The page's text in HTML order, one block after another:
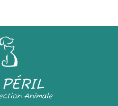
Animale